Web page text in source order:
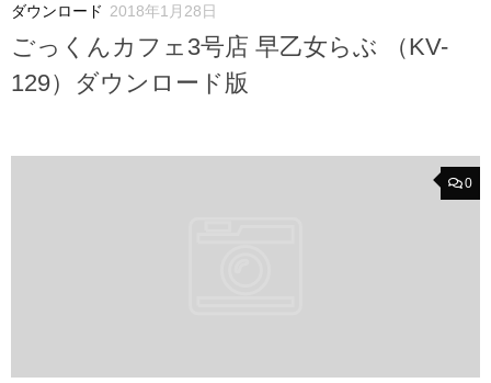
ダウンロード 2018年1月28日
ごっくんカフェ3号店 早乙女らぶ （KV-
129）ダウンロード版
0